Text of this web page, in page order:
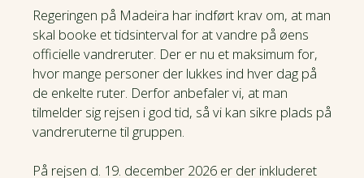
Regeringen på Madeira har indført krav om, at man
skal booke et tidsinterval for at vandre på øens
officielle vandreruter. Der er nu et maksimum for,
hvor mange personer der lukkes ind hver dag på
de enkelte ruter. Derfor anbefaler vi, at man
tilmelder sig rejsen i god tid, så vi kan sikre plads på
vandreruterne til gruppen.
På rejsen d. 19. december 2026 er der inkluderet